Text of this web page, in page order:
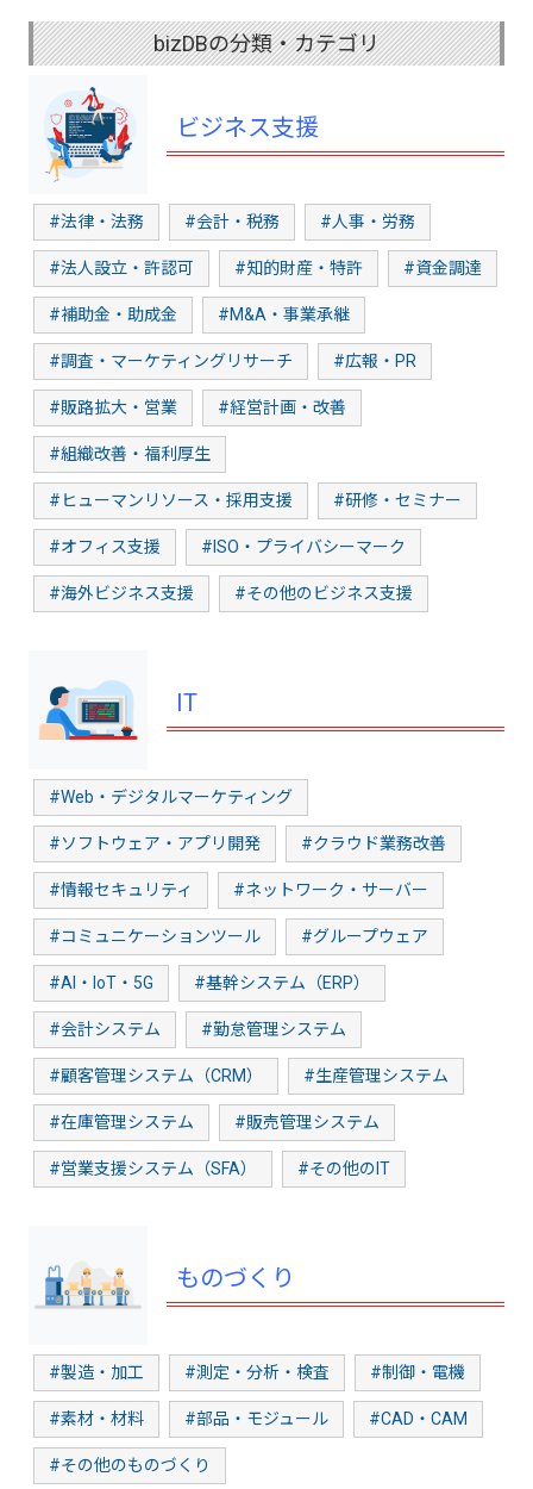
bizDBの分類・カテゴリ
ビジネス支援
#法律・法務 #会計・税務 #人事・労務
#法人設立・許認可 #知的財産・特許 #資金調達
#補助金・助成金 #M&A・事業承継
#調査・マーケティングリサーチ #広報・PR
#販路拡大・営業 #経営計画・改善
#組織改善・福利厚生
#ヒューマンリソース・採用支援 #研修・セミナー
#オフィス支援 #ISO・プライバシーマーク
#海外ビジネス支援 #その他のビジネス支援
IT
#Web・デジタルマーケティング
#ソフトウェア・アプリ開発 #クラウド業務改善
#情報セキュリティ #ネットワーク・サーバー
#コミュニケーションツール #グループウェア
#AI・IoT・5G #基幹システム（ERP）
#会計システム #勤怠管理システム
#顧客管理システム（CRM） #生産管理システム
#在庫管理システム #販売管理システム
#営業支援システム（SFA） #その他のIT
ものづくり
#製造・加工 #測定・分析・検査 #制御・電機
#素材・材料 #部品・モジュール #CAD・CAM
#その他のものづくり